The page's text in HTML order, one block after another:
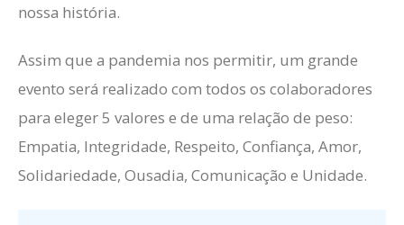
nossa história.
Assim que a pandemia nos permitir, um grande
evento será realizado com todos os colaboradores
para eleger 5 valores e de uma relação de peso:
Empatia, Integridade, Respeito, Confiança, Amor,
Solidariedade, Ousadia, Comunicação e Unidade.